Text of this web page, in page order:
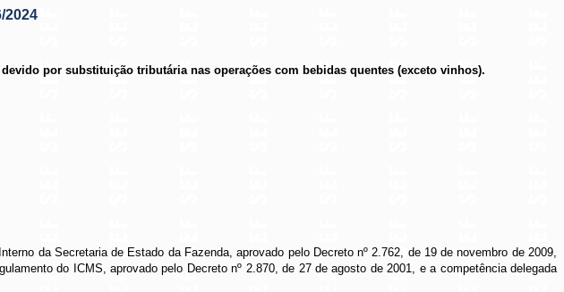
2024
por substituição tributária nas operações com bebidas quentes (exceto vinhos).
da Secretaria de Estado da Fazenda, aprovado pelo Decreto nº 2.762, de 19 de novembro de 2009,
do ICMS, aprovado pelo Decreto nº 2.870, de 27 de agosto de 2001, e a competência delegada